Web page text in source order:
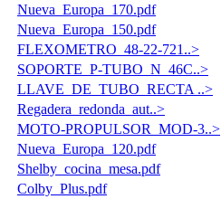
Nueva_Europa_170.pdf
Nueva_Europa_150.pdf
FLEXOMETRO_48-22-721..>
SOPORTE_P-TUBO_N_46C..>
LLAVE_DE_TUBO_RECTA ..>
Regadera_redonda_aut..>
MOTO-PROPULSOR_MOD-3..>
Nueva_Europa_120.pdf
Shelby_cocina_mesa.pdf
Colby_Plus.pdf